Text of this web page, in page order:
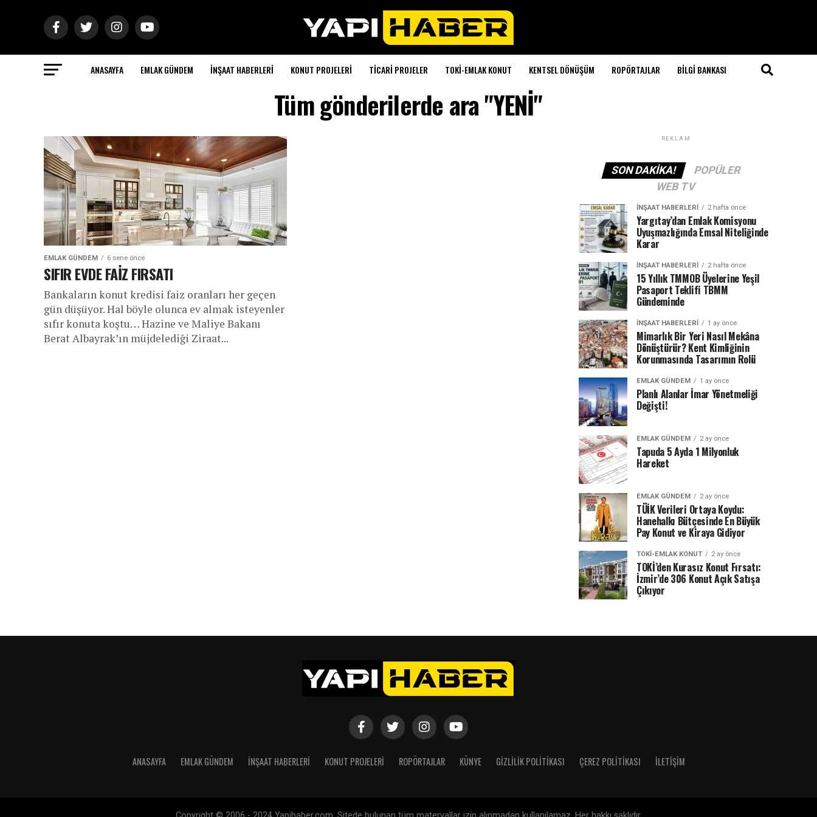
ANASAYFA EMLAK GÜNDEM İNŞAAT HABERLERI KONUT PROJELERI TICARI PROJELER TOKI-EMLAK KONUT KENTSEL DÖNÜŞÜM ROPÖRTAJLAR BILGI BANKASI
Tüm gönderilerde ara "YENİ"
EMLAK GÜNDEM 6 sene önce
SIFIR EVDE FAİZ FIRSATI
Bankaların konut kredisi faiz oranları her geçen
gün düşüyor. Hal böyle olunca ev almak isteyenler
sıfır konuta koştu… Hazine ve Maliye Bakanı
Berat Albayrak’ın müjdelediği Ziraat...
REKLAM
SON DAKIKA!
POPÜLER
WEB TV
İNŞAAT HABERLERI 2 hafta önce
Yargıtay’dan Emlak Komisyonu
Uyuşmazlığında Emsal Niteliğinde
Karar
İNŞAAT HABERLERI 2 hafta önce
15 Yıllık TMMOB Üyelerine Yeşil
Pasaport Teklifi TBMM
Gündeminde
İNŞAAT HABERLERI 1 ay önce
Mimarlık Bir Yeri Nasıl Mekâna
Dönüştürür? Kent Kimliğinin
Korunmasında Tasarımın Rolü
EMLAK GÜNDEM 1 ay önce
Planlı Alanlar İmar Yönetmeliği
Değişti!
EMLAK GÜNDEM 2 ay önce
Tapuda 5 Ayda 1 Milyonluk
Hareket
EMLAK GÜNDEM 2 ay önce
TÜİK Verileri Ortaya Koydu:
Hanehalkı Bütçesinde En Büyük
Pay Konut ve Kiraya Gidiyor
TOKI-EMLAK KONUT 2 ay önce
TOKİ’den Kurasız Konut Fırsatı:
İzmir’de 306 Konut Açık Satışa
Çıkıyor
ANASAYFA EMLAK GÜNDEM İNŞAAT HABERLERI KONUT PROJELERI ROPÖRTAJLAR KÜNYE GIZLILIK POLITIKASI ÇEREZ POLITIKASI İLETIŞIM